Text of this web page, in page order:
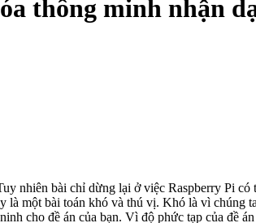
thông minh nhận
nhiên bài chỉ dừng lại ở việc Raspberry Pi
một bài toán khó và thú vị. Khó là vì chúng
cho đề án của bạn. Vì độ phức tạp của đề